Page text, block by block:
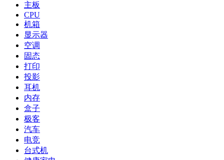
主板
CPU
机箱
显示器
空调
固态
打印
投影
耳机
内存
盒子
极客
汽车
电竞
台式机